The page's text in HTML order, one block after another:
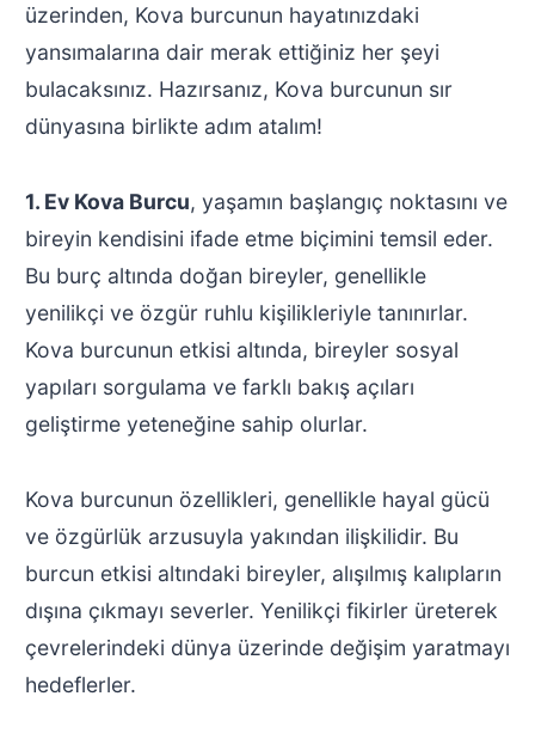
üzerinden, Kova burcunun hayatınızdaki
yansımalarına dair merak ettiğiniz her şeyi
bulacaksınız. Hazırsanız, Kova burcunun sır
dünyasına birlikte adım atalım!
1. Ev Kova Burcu, yaşamın başlangıç noktasını ve
bireyin kendisini ifade etme biçimini temsil eder.
Bu burç altında doğan bireyler, genellikle
yenilikçi ve özgür ruhlu kişilikleriyle tanınırlar.
Kova burcunun etkisi altında, bireyler sosyal
yapıları sorgulama ve farklı bakış açıları
geliştirme yeteneğine sahip olurlar.
Kova burcunun özellikleri, genellikle hayal gücü
ve özgürlük arzusuyla yakından ilişkilidir. Bu
burcun etkisi altındaki bireyler, alışılmış kalıpların
dışına çıkmayı severler. Yenilikçi fikirler üreterek
çevrelerindeki dünya üzerinde değişim yaratmayı
hedeflerler.